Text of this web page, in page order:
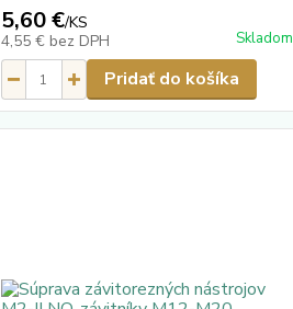
5,60 €/KS
4,55 € bez DPH Skladom
Pridať do košíka